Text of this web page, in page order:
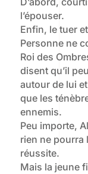
l’épouser.
Enfin, le tuer
Personne ne
Roi des
disent qu’il
autour de lui
que les
ennemis.
Peu importe,
rien ne pourra
réussite.
Mais la jeune